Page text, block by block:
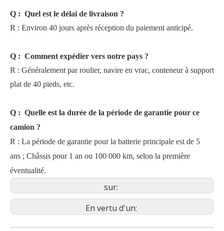
Q : Quel est le délai de livraison ?
R : Environ 40 jours après réception du paiement anticipé.
Q : Comment expédier vers notre pays ?
R : Généralement par roulier, navire en vrac, conteneur à support
plat de 40 pieds, etc.
Q : Quelle est la durée de la période de garantie pour ce
camion ?
R : La période de garantie pour la batterie principale est de 5
ans ; Châssis pour 1 an ou 100 000 km, selon la première
éventualité.
sur:
En vertu d'un: